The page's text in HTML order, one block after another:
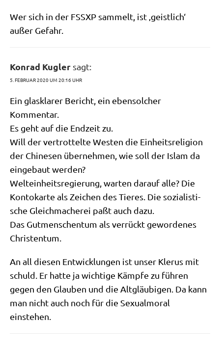
Wer sich in der FSSXP sam­melt, ist ‚geist­lich‘
außer Gefahr.
Konrad Kugler sagt:
5. FEBRUAR 2020 UM 20:16 UHR
Ein glas­kla­rer Bericht, ein eben­sol­cher
Kommentar.
Es geht auf die End­zeit zu.
Will der ver­trot­tel­te Westen die Ein­heits­re­li­gi­on
der Chi­ne­sen über­neh­men, wie soll der Islam da
ein­ge­baut werden?
Welt­ein­heits­re­gie­rung, war­ten dar­auf alle? Die
Kon­to­kar­te als Zei­chen des Tie­res. Die sozia­li­sti­
sche Gleich­ma­che­rei paßt auch dazu.
Das Gut­men­schen­tum als ver­rückt gewor­de­nes
Christentum.
An all die­sen Ent­wick­lun­gen ist unser Kle­rus mit
schuld. Er hat­te ja wich­ti­ge Kämp­fe zu füh­ren
gegen den Glau­ben und die Alt­gläu­bi­gen. Da kann
man nicht auch noch für die Sexu­al­mo­ral
einstehen.